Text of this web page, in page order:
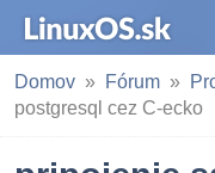
Domov Fórum
postgresql cez C-ecko